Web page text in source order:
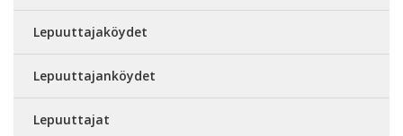
Lepuuttajaköydet
Lepuuttajanköydet
Lepuuttajat